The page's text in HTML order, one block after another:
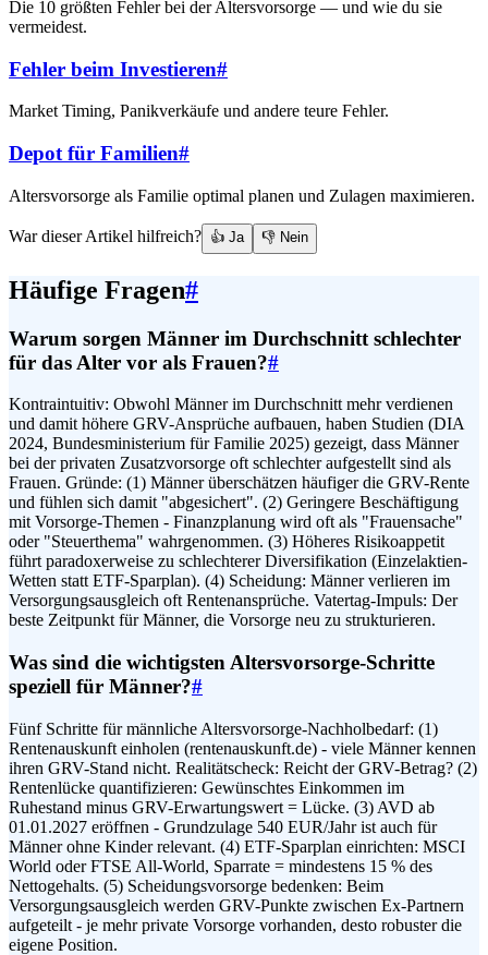
Die 10 größten Fehler bei der Altersvorsorge — und wie du sie
vermeidest.
Fehler beim Investieren#
Market Timing, Panikverkäufe und andere teure Fehler.
Depot für Familien#
Altersvorsorge als Familie optimal planen und Zulagen maximieren.
War dieser Artikel hilfreich? 👍 Ja 👎 Nein
Häufige Fragen#
Warum sorgen Männer im Durchschnitt schlechter
für das Alter vor als Frauen?#
Kontraintuitiv: Obwohl Männer im Durchschnitt mehr verdienen
und damit höhere GRV-Ansprüche aufbauen, haben Studien (DIA
2024, Bundesministerium für Familie 2025) gezeigt, dass Männer
bei der privaten Zusatzvorsorge oft schlechter aufgestellt sind als
Frauen. Gründe: (1) Männer überschätzen häufiger die GRV-Rente
und fühlen sich damit "abgesichert". (2) Geringere Beschäftigung
mit Vorsorge-Themen - Finanzplanung wird oft als "Frauensache"
oder "Steuerthema" wahrgenommen. (3) Höheres Risikoappetit
führt paradoxerweise zu schlechterer Diversifikation (Einzelaktien-
Wetten statt ETF-Sparplan). (4) Scheidung: Männer verlieren im
Versorgungsausgleich oft Rentenansprüche. Vatertag-Impuls: Der
beste Zeitpunkt für Männer, die Vorsorge neu zu strukturieren.
Was sind die wichtigsten Altersvorsorge-Schritte
speziell für Männer?#
Fünf Schritte für männliche Altersvorsorge-Nachholbedarf: (1)
Rentenauskunft einholen (rentenauskunft.de) - viele Männer kennen
ihren GRV-Stand nicht. Realitätscheck: Reicht der GRV-Betrag? (2)
Rentenlücke quantifizieren: Gewünschtes Einkommen im
Ruhestand minus GRV-Erwartungswert = Lücke. (3) AVD ab
01.01.2027 eröffnen - Grundzulage 540 EUR/Jahr ist auch für
Männer ohne Kinder relevant. (4) ETF-Sparplan einrichten: MSCI
World oder FTSE All-World, Sparrate = mindestens 15 % des
Nettogehalts. (5) Scheidungsvorsorge bedenken: Beim
Versorgungsausgleich werden GRV-Punkte zwischen Ex-Partnern
aufgeteilt - je mehr private Vorsorge vorhanden, desto robuster die
eigene Position.